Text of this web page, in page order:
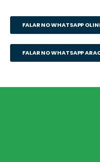
FALAR NO WHATSAPP
FALAR NO WHATSAPP